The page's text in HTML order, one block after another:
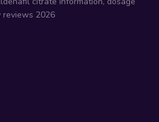
reviews 2026